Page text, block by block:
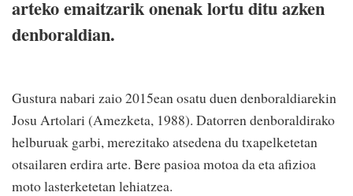
arteko emaitzarik onenak lortu ditu azken
denboraldian.
Gustura nabari zaio 2015ean osatu duen denboraldiarekin
Josu Artolari (Amezketa, 1988). Datorren denboraldirako
helburuak garbi, merezitako atsedena du txapelketetan
otsailaren erdira arte. Bere pasioa motoa da eta afizioa
moto lasterketetan lehiatzea.